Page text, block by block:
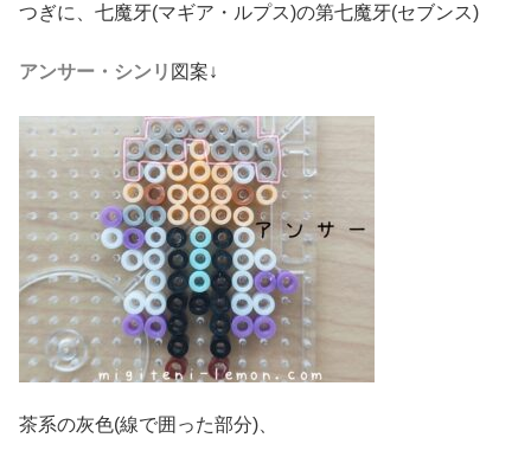
つぎに、七魔牙(マギア・ルプス)の第七魔牙(セブンス)
アンサー・シンリ 図案↓
茶系の灰色(線で囲った部分)、